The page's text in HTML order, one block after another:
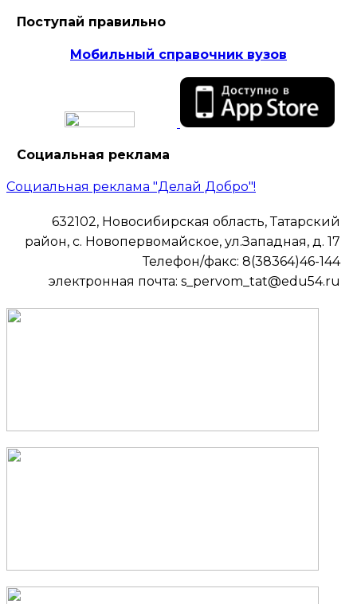
Поступай правильно
Мобильный справочник вузов
Социальная реклама
Социальная реклама "Делай Добро"!
632102, Новосибирская область, Татарский
район, с. Новопервомайское, ул.Западная, д. 17
Телефон/факс: 8(38364)46-144
электронная почта: s_pervom_tat@edu54.ru